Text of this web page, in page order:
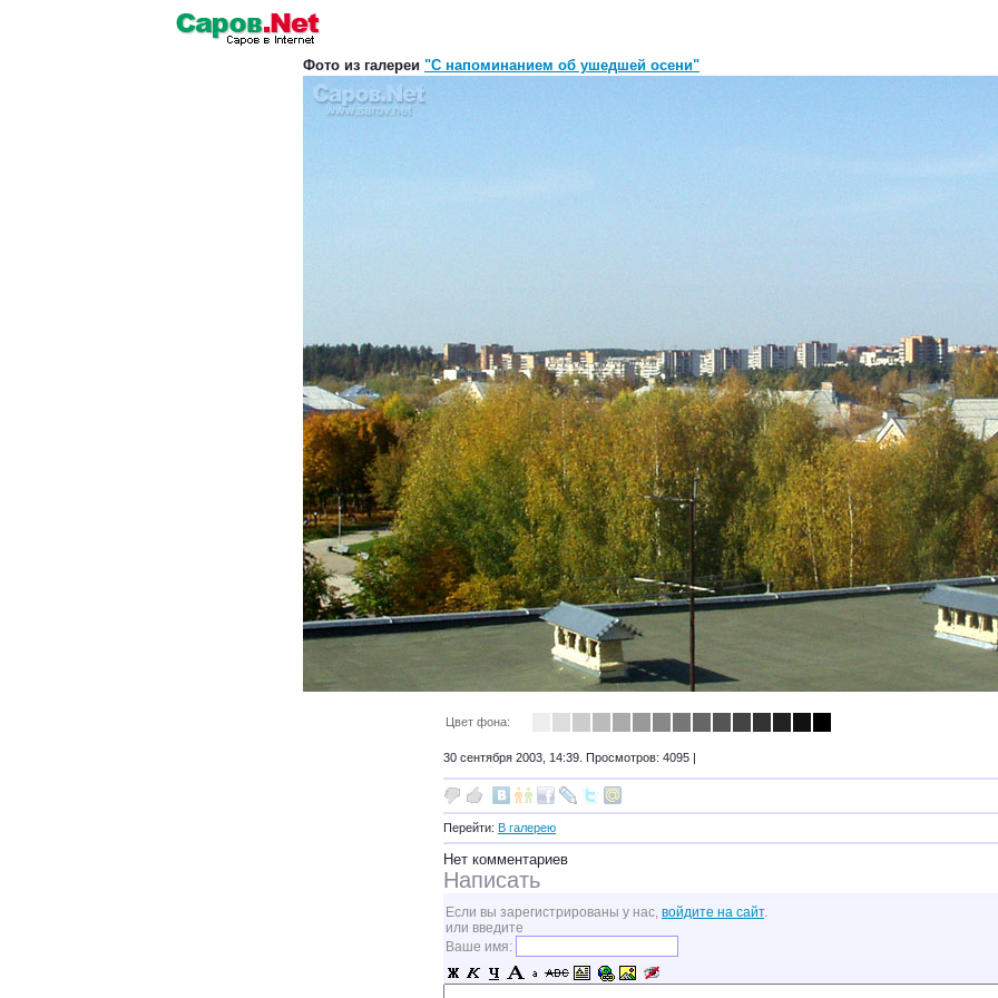
Фото из галереи "С напоминанием об ушедшей осени"
Цвет фона:
30 сентября 2003, 14:39. Просмотров: 4095 |
Перейти: В галерею
Нет комментариев
Написать
Если вы зарегистрированы у нас, войдите на сайт.
или введите
Ваше имя: